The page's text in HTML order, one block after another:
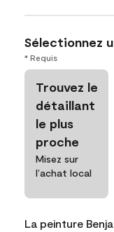
Sélectionnez
* Requis
Trouvez le
détaillant
le plus
proche
Misez sur
l’achat local
La peinture